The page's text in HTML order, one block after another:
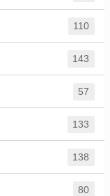
110
143
57
133
138
80